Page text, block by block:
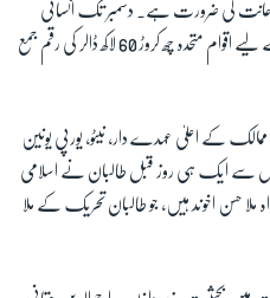
اعانت کی ضرورت ہے۔ دسمبر تک انسانی
بنیادوں پر امدادی کارروائیاں جاری رکھنے کے لیے اقوام متحدہ چھ کروڑ 60 لاکھ ڈالر کی رقم جمع
اس ورچوئل اعلیٰ سطحی وزارتی اجلاس میں 22 ممالک کے اعلیٰ عہدے دار، نیٹو، یورپی یونین
سے ایک ہی روز قبل طالبان نے اسلامی
حسن اخوند ہیں، جو طالبان تحریک کے ملا